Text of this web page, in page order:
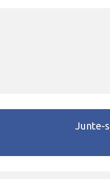
Junte-